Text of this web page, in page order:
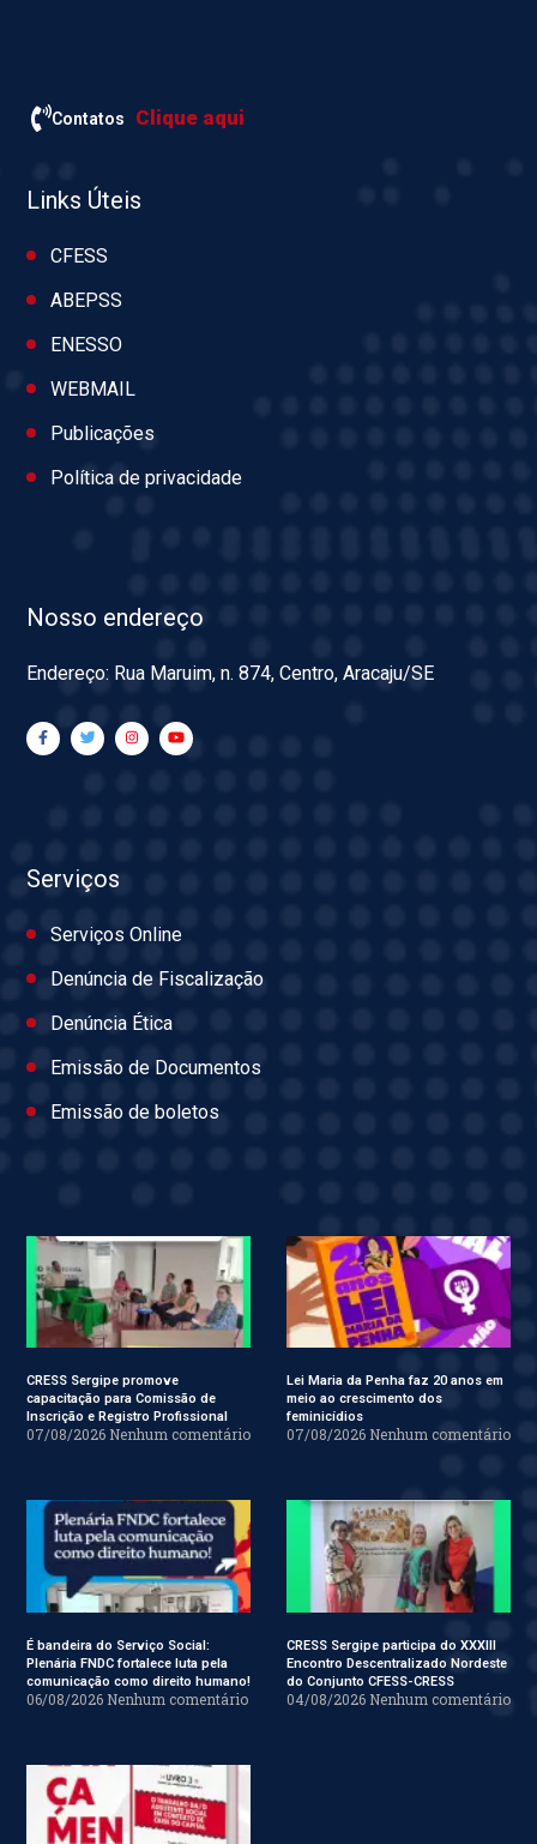
Contatos Clique aqui
Links Úteis
CFESS
ABEPSS
ENESSO
WEBMAIL
Publicações
Política de privacidade
Nosso endereço
Endereço: Rua Maruim, n. 874, Centro, Aracaju/SE
Serviços
Serviços Online
Denúncia de Fiscalização
Denúncia Ética
Emissão de Documentos
Emissão de boletos
CRESS Sergipe promove
capacitação para Comissão de
Inscrição e Registro Profissional
07/08/2026 Nenhum comentário
Lei Maria da Penha faz 20 anos em
meio ao crescimento dos
feminicídios
07/08/2026 Nenhum comentário
É bandeira do Serviço Social:
Plenária FNDC fortalece luta pela
comunicação como direito humano!
06/08/2026 Nenhum comentário
CRESS Sergipe participa do XXXIII
Encontro Descentralizado Nordeste
do Conjunto CFESS-CRESS
04/08/2026 Nenhum comentário